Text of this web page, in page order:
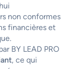
non conformes
financières et
BY LEAD PRO
, ce qui